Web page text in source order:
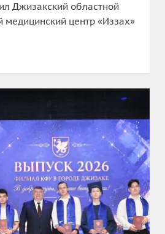
Джизакский областной
центр «Иззах»